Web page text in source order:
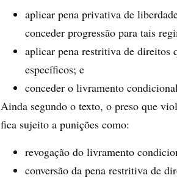
aplicar pena privativa de
conceder progressão para tais
aplicar pena restritiva de direitos
específicos; e
conceder o livramento
Ainda segundo o texto, o preso que
fica sujeito a punições como:
revogação do livramento
conversão da pena restritiva de